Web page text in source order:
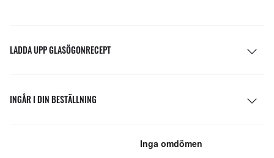
LADDA UPP GLASÖGONRECEPT
INGÅR I DIN BESTÄLLNING